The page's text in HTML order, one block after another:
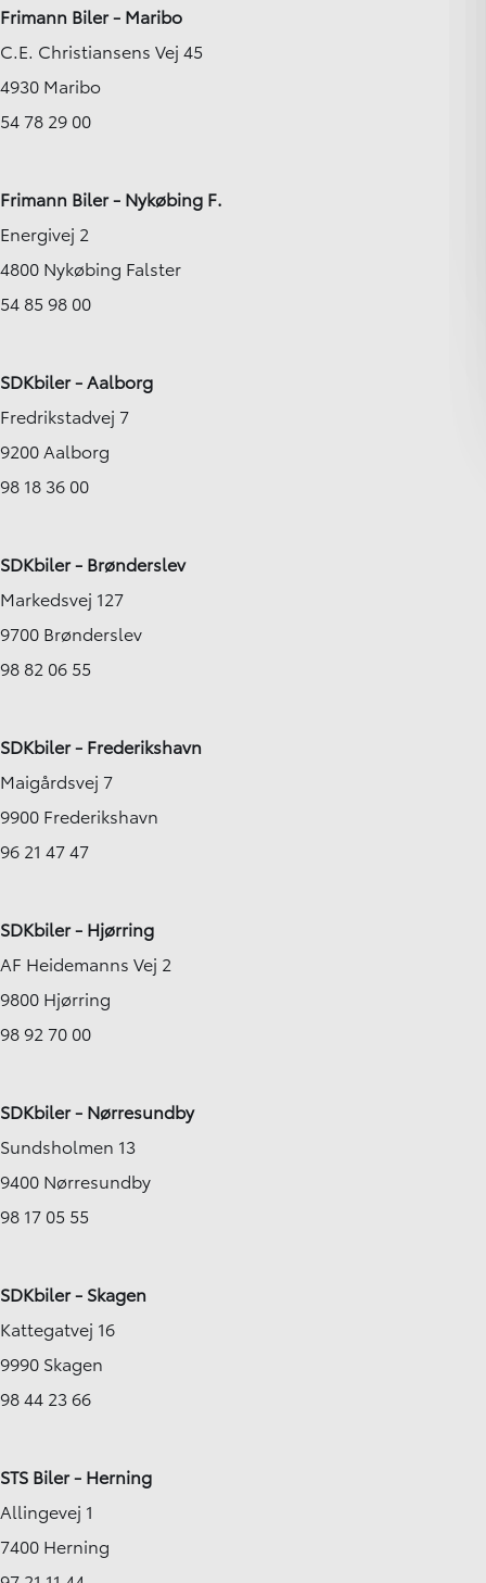
Frimann Biler - Maribo
C.E. Christiansens Vej 45
4930 Maribo
54 78 29 00
Frimann Biler - Nykøbing F.
Energivej 2
4800 Nykøbing Falster
54 85 98 00
SDKbiler - Aalborg
Fredrikstadvej 7
9200 Aalborg
98 18 36 00
SDKbiler - Brønderslev
Markedsvej 127
9700 Brønderslev
98 82 06 55
SDKbiler - Frederikshavn
Maigårdsvej 7
9900 Frederikshavn
96 21 47 47
SDKbiler - Hjørring
AF Heidemanns Vej 2
9800 Hjørring
98 92 70 00
SDKbiler - Nørresundby
Sundsholmen 13
9400 Nørresundby
98 17 05 55
SDKbiler - Skagen
Kattegatvej 16
9990 Skagen
98 44 23 66
STS Biler - Herning
Allingevej 1
7400 Herning